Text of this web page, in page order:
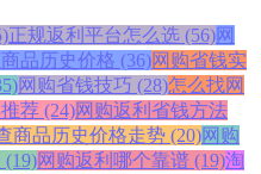
正规返利平台怎么选 (56)网
品历史价格 (36)网购省钱实
网购省钱技巧 (28)怎么找网
荐 (24)网购返利省钱方法
商品历史价格走势 (20)网购
(19)网购返利哪个靠谱 (19)淘